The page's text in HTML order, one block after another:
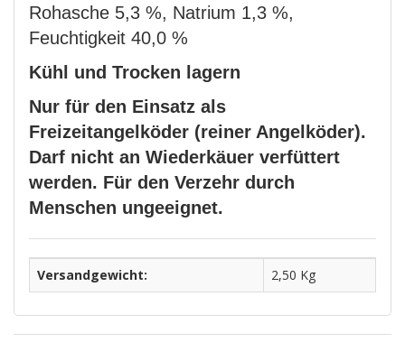
Rohasche 5,3 %, Natrium 1,3 %,
Feuchtigkeit 40,0 %
Kühl und Trocken lagern
Nur für den Einsatz als
Freizeitangelköder (reiner Angelköder).
Darf nicht an Wiederkäuer verfüttert
werden. Für den Verzehr durch
Menschen ungeeignet.
Versandgewicht: 2,50 Kg